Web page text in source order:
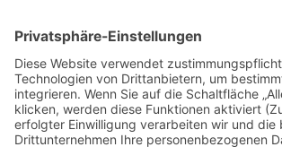
Indoorspielplatz
Geburtstagsangebote
Family Jump
10er-Karten